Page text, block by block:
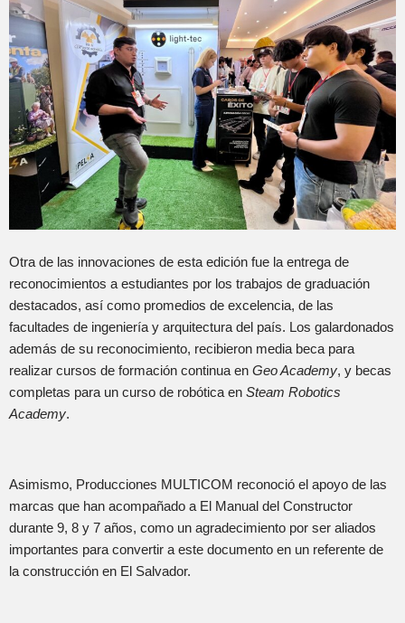
Otra de las innovaciones de esta edición fue la entrega de
reconocimientos a estudiantes por los trabajos de graduación
destacados, así como promedios de excelencia, de las
facultades de ingeniería y arquitectura del país. Los galardonados
además de su reconocimiento, recibieron media beca para
realizar cursos de formación continua en Geo Academy, y becas
completas para un curso de robótica en Steam Robotics
Academy.
Asimismo, Producciones MULTICOM reconoció el apoyo de las
marcas que han acompañado a El Manual del Constructor
durante 9, 8 y 7 años, como un agradecimiento por ser aliados
importantes para convertir a este documento en un referente de
la construcción en El Salvador.